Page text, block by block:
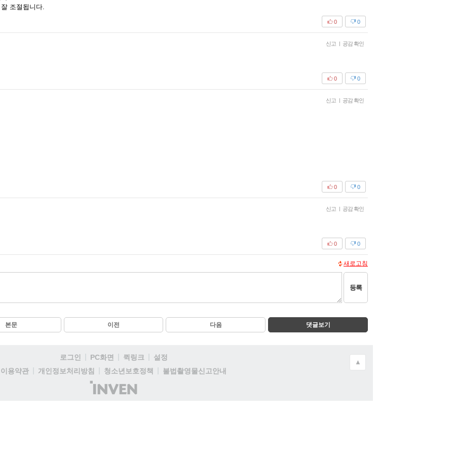
조절됩니다.
0
0
신고 | 공감 확인
0
0
신고 | 공감 확인
0
0
신고 | 공감 확인
0
0
새로고침
등록
본문 이전 다음 댓글보기
로그인 PC화면 퀵링크
설정
이용약관
개인정보처리방침 청소년보호정책
불법촬영물신고안내
(주)
인
▲